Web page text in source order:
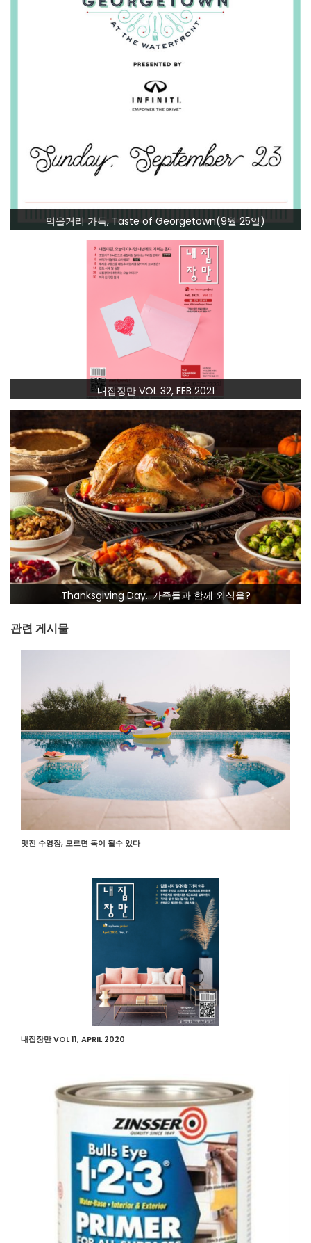
먹을거리 가득, Taste of Georgetown(9월 25일)
내집장만 VOL 32, FEB 2021
Thanksgiving Day…가족들과 함께 외식을?
관련 게시물
멋진 수영장, 모르면 독이 될수 있다
내집장만 VOL 11, APRIL 2020